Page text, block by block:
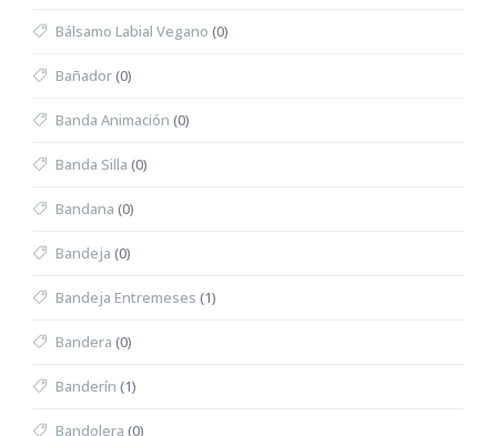
Bálsamo Labial Vegano (0)
Bañador(0)
Banda Animación (0)
Banda Silla (0)
Bandana (0)
Bandeja (0)
Bandeja Entremeses (1)
Bandera (0)
Banderín (1)
Bandolera (0)